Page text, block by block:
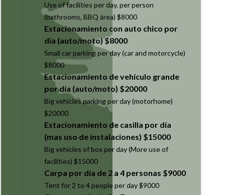
Use of facilities per day, per person
(bathrooms, BBQ área) $8000
Estacionamiento con auto chico por
día (auto/moto) $8000
Small car parking per day (car and motorcycle)
$8000
Estacionamiento de vehículo grande
por día (auto/moto) $20000
Big vehicles parking per day (motorhome)
$20000
Estacionamiento de casilla por día
(mas uso de instalaciones) $15000
Big vehicles of box per day (More use of
facilities) $15000
Carpa por día de 2 a 4 personas $9000
Tent for 2 to 4 people per day $9000